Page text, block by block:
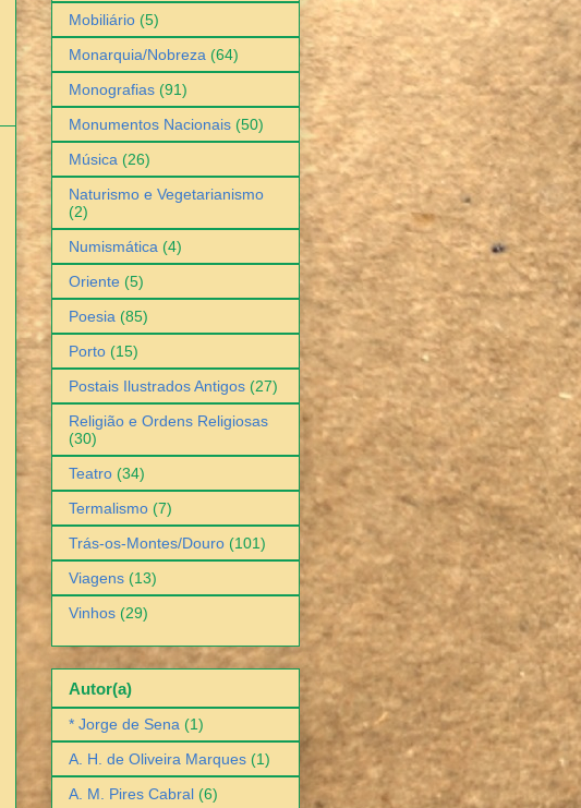
Mobiliário (5)
Monarquia/Nobreza (64)
Monografias (91)
Monumentos Nacionais (50)
Música (26)
Naturismo e Vegetarianismo
(2)
Numismática (4)
Oriente (5)
Poesia (85)
Porto (15)
Postais Ilustrados Antigos (27)
Religião e Ordens Religiosas
(30)
Teatro (34)
Termalismo (7)
Trás-os-Montes/Douro (101)
Viagens (13)
Vinhos (29)
Autor(a)
* Jorge de Sena (1)
A. H. de Oliveira Marques (1)
A. M. Pires Cabral (6)